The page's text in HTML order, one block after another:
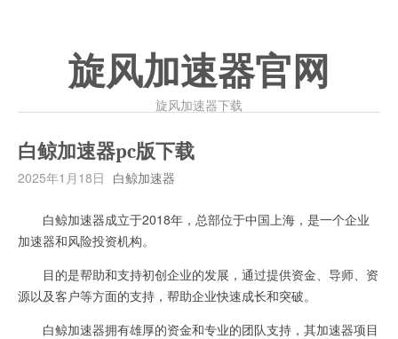
旋风加速器官网
旋风加速器下载
白鲸加速器pc版下载
2025年1月18日 白鲸加速器
白鲸加速器成立于2018年，总部位于中国上海，是一个企业
加速器和风险投资机构。
目的是帮助和支持初创企业的发展，通过提供资金、导师、资
源以及客户等方面的支持，帮助企业快速成长和突破。
白鲸加速器拥有雄厚的资金和专业的团队支持，其加速器项目